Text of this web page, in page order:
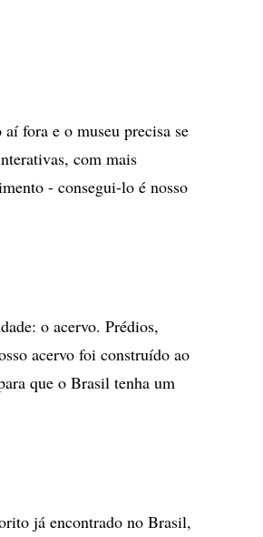
fora e o museu precisa se
com mais
- consegui-lo é nosso
o acervo. Prédios,
acervo foi construído ao
que o Brasil tenha um
já encontrado no Brasil,